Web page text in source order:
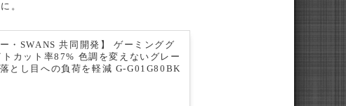
。
・SWANS 共同開発】 ゲーミンググ
カット率87% 色調を変えないグレー
とし目への負荷を軽減 G-G01G80BK